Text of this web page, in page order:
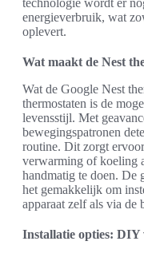
energieverbruik, wat
oplevert.
Wat maakt de Nest
Wat de Google Nest
thermostaten is de
levensstijl. Met
bewegingspatronen
routine. Dit zorgt
verwarming of koeling
handmatig te doen. De
het gemakkelijk om
apparaat zelf als via de
Installatie opties: DIY